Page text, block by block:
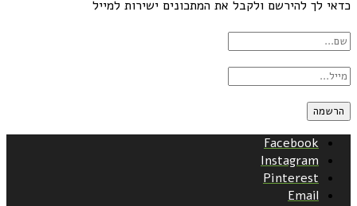
כדאי לך להירשם ולקבל את המתכונים ישירות למייל
Facebook
Instagram
Pinterest
Email